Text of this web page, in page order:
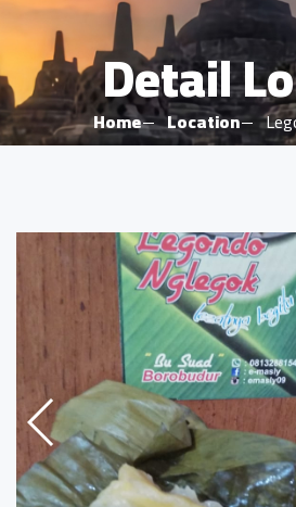
Detail
Home Location